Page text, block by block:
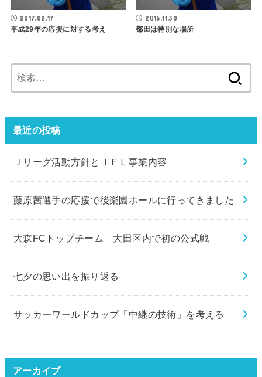
2017.02.17
平成29年の応援に対する考え
2016.11.30
都田は特別な場所
索:
最近の投稿
Ｊリーグ活動方針とＪＦＬ事業内容
藤原茜選手の応援で後楽園ホールに行ってきました
大森FCトップチーム 大田区内で初の公式戦
七夕の思い出を振り返る
サッカーワールドカップ「中継の技術」を考える
アーカイブ